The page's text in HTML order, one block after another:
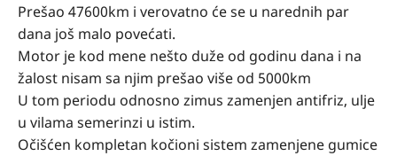
Prešao 47600km i verovatno će se u narednih par
dana još malo povećati.
Motor je kod mene nešto duže od godinu dana i na
žalost nisam sa njim prešao više od 5000km
U tom periodu odnosno zimus zamenjen antifriz, ulje
u vilama semerinzi u istim.
Očišćen kompletan kočioni sistem zamenjene gumice